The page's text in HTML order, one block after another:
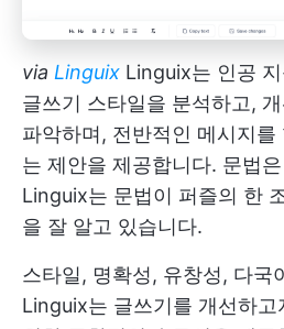
via Linguix Linguix는 인공
글쓰기 스타일을 분석하고,
파악하며, 전반적인 메시지를
는 제안을 제공합니다. 문법
Linguix는 문법이 퍼즐의 한
을 잘 알고 있습니다.
스타일, 명확성, 유창성, 다국
Linguix는 글쓰기를 개선하고